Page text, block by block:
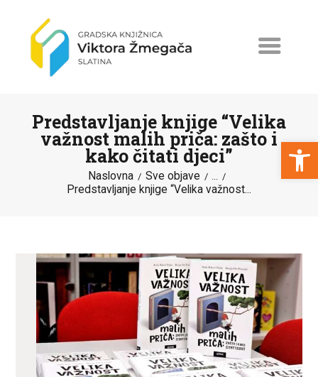
Open toolbar
Predstavljanje knjige “Velika
važnost malih priča: zašto i
kako čitati djeci”
Naslovna Sve objave ...
Predstavljanje knjige “Velika važnost...
NASLOVNA
PROGRAMI I PROJEKTI
KATALOG
O KNJIŽNICI
ZA KORISNIKE
ODJELI